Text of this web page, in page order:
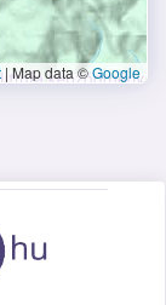
|Map data ©Google